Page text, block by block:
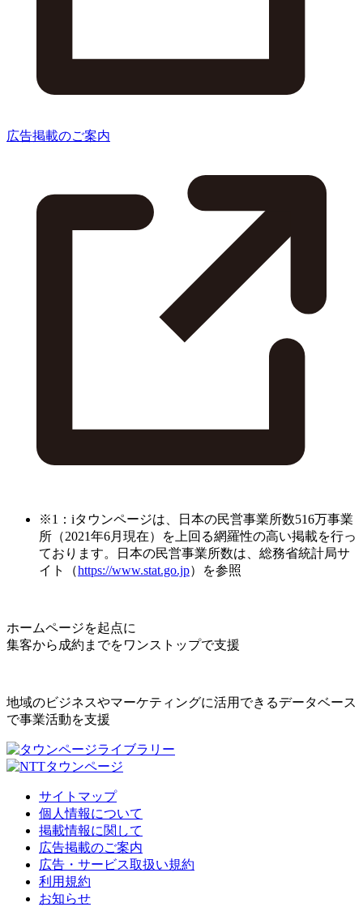
広告掲載のご案内
※1：iタウンページは、日本の民営事業所数516万事業
所（2021年6月現在）を上回る網羅性の高い掲載を行っ
ております。日本の民営事業所数は、総務省統計局サ
イト（https://www.stat.go.jp）を参照
ホームページを起点に
集客から成約までをワンストップで支援
地域のビジネスやマーケティングに活用できるデータベース
で事業活動を支援
サイトマップ
個人情報について
掲載情報に関して
広告掲載のご案内
広告・サービス取扱い規約
利用規約
お知らせ